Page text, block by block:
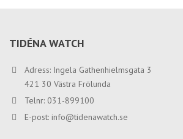
TIDÉNA WATCH
Adress: Ingela Gathenhielmsgata 3
421 30 Västra Frölunda
Telnr: 031-899100
E-post: info@tidenawatch.se